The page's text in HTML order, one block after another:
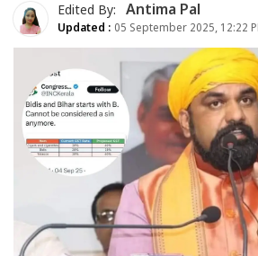
Edited By: Antima Pal
Updated : 05 September 2025, 12:22